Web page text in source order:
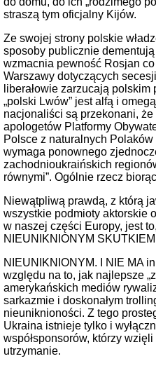
straszą tym oficjalny Kijów.
Ze swojej strony polskie
sposoby publicznie dementują
wzmacnia pewność Rosjan
Warszawy dotyczących
liberałowie zarzucają
„polski Lwów” jest alfą i
nacjonaliści są przekonani, że
apologetów Platformy
Polsce z naturalnych
wymaga ponownego
zachodnioukraińskich
równymi”. Ogólnie rzecz
Niewątpliwą prawdą, z którą
wszystkie podmioty aktorskie
w naszej części Europy, jest
NIEUNIKNIONYM
NIEUNIKNIONYM. I NIE MA
względu na to, jak najlepsze
amerykańskich mediów
sarkazmie i doskonałym
nieuniknioności. Z tego
Ukraina istnieje tylko i
współsponsorów, którzy
utrzymanie.